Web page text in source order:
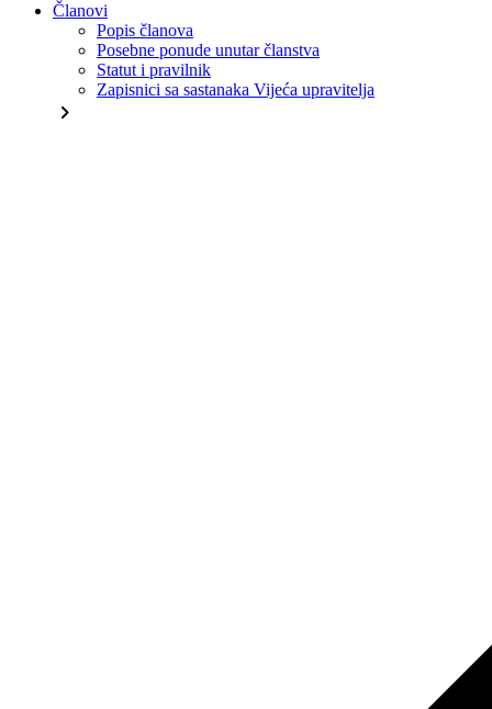
Članovi
Popis članova
Posebne ponude unutar članstva
Statut i pravilnik
Zapisnici sa sastanaka Vijeća upravitelja
chevron_right